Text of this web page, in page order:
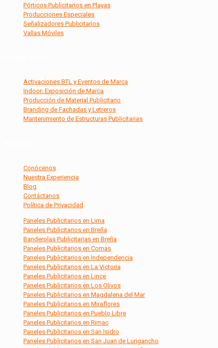
Pórticos Publicitarios en Playas
Producciones Especiales
Señalizadores Publicitarios
Vallas Móviles
Activaciones BTL y Eventos de Marca
Indoor: Exposición de Marca
Producción de Material Publicitario
Branding de Fachadas y Letreros
Mantenimiento de Estructuras Publicitarias
Conócenos
Nuestra Experiencia
Blog
Contáctanos
Política de Privacidad
Paneles Publicitarios en Lima
Paneles Publicitarios en Breña
Banderolas Publicitarias en Breña
Paneles Publicitarios en Comas
Paneles Publicitarios en Independencia
Paneles Publicitarios en La Victoria
Paneles Publicitarios en Lince
Paneles Publicitarios en Los Olivos
Paneles Publicitarios en Magdalena del Mar
Paneles Publicitarios en Miraflores
Paneles Publicitarios en Pueblo Libre
Paneles Publicitarios en Rimac
Paneles Publicitarios en San Isidro
Paneles Publicitarios en San Juan de Lurigancho